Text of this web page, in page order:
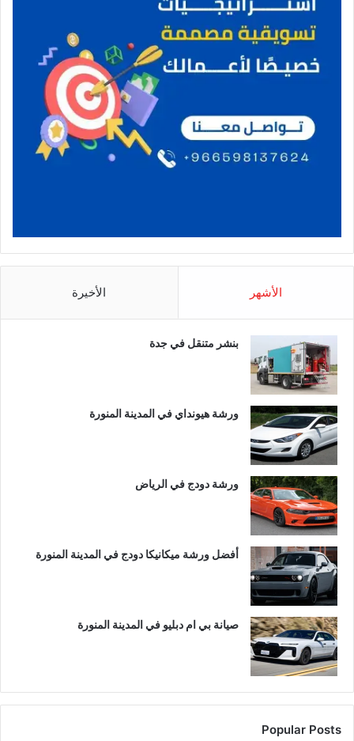
الأشهر الأخيرة
بنشر متنقل في جدة
ورشة هيونداي في المدينة المنورة
ورشة دودج في الرياض
أفضل ورشة ميكانيكا دودج في المدينة المنورة
صيانة بي ام دبليو في المدينة المنورة
Popular Posts